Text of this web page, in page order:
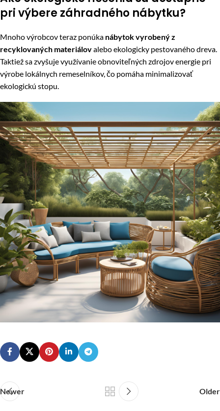
pri výbere záhradného nábytku?
Mnoho výrobcov teraz ponúka nábytok vyrobený z
recyklovaných materiálovalebo ekologicky pestovaného dreva.
Taktiež sa zvyšuje využívanie obnoviteľných zdrojov energie pri
výrobe lokálnych remeselníkov, čo pomáha minimalizovať
ekologickú stopu.
Newer Older